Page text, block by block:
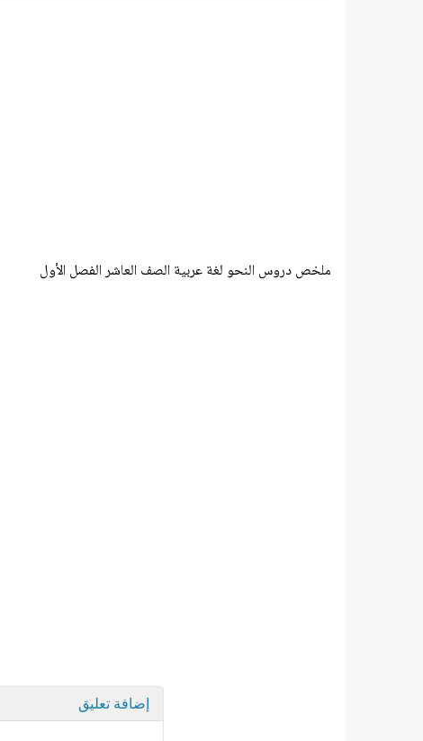
ملخص دروس النحو لغة عربية الصف العاشر الفصل الأول
إضافة تعليق